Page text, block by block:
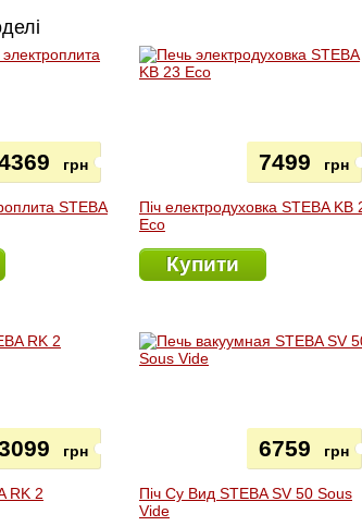
STEBA
грн
Піч електродуховка STEBA KB
Eco
7499 грн
Купити
RK 2
грн
Піч Су Вид STEBA SV 50 Sous
Vide
6759 грн